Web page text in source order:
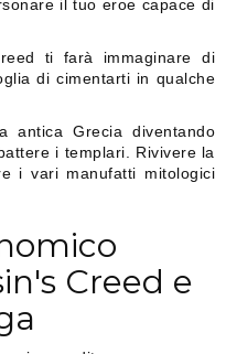
il tuo eroe capace di
ti farà immaginare di
di cimentarti in qualche
antica Grecia diventando
i templari. Rivivere la
i vari manufatti mitologici
Creed e